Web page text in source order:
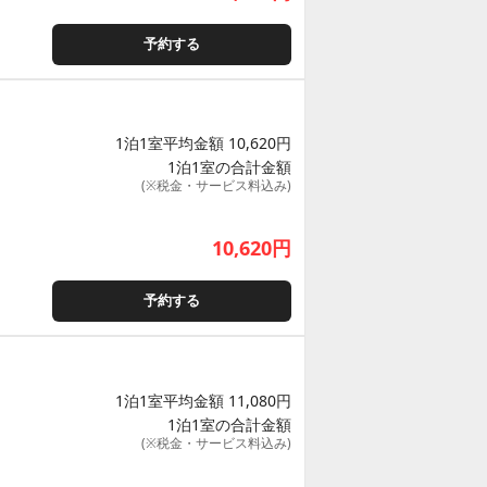
予約する
1泊1室平均金額 10,620円
1泊1室の合計金額
(※税金・サービス料込み)
10,620円
予約する
1泊1室平均金額 11,080円
1泊1室の合計金額
(※税金・サービス料込み)